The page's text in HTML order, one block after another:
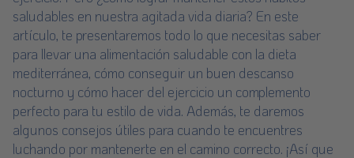
saludables en nuestra agitada vida diaria? En este
artículo, te presentaremos todo lo que necesitas saber
para llevar una alimentación saludable con la dieta
mediterránea, cómo conseguir un buen descanso
nocturno y cómo hacer del ejercicio un complemento
perfecto para tu estilo de vida. Además, te daremos
algunos consejos útiles para cuando te encuentres
luchando por mantenerte en el camino correcto. ¡Así que